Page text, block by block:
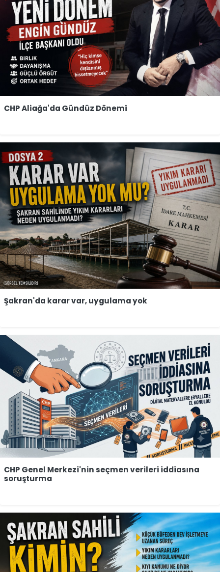
CHP Aliağa'da Gündüz Dönemi
Şakran'da karar var, uygulama yok
CHP Genel Merkezi'nin seçmen verileri iddiasına
soruşturma